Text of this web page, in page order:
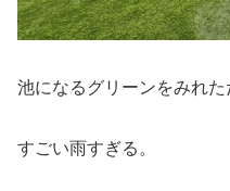
池になるグリーンをみれた
すごい雨すぎる。